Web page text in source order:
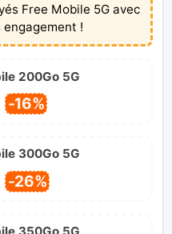
Free Mobile 5G avec
engagement !
200Go 5G
-16%
300Go 5G
-26%